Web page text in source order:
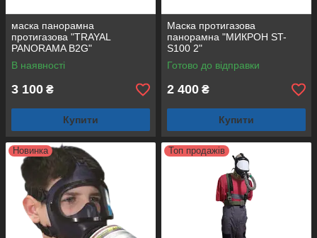
маска панорамна
протигазова "TRAYAL
PANORAMA B2G"
В наявності
3 100 ₴
Купити
Маска протигазова
панорамна "МИКРОН ST-
S100 2"
Готово до відправки
2 400 ₴
Купити
Новинка Топ продажів